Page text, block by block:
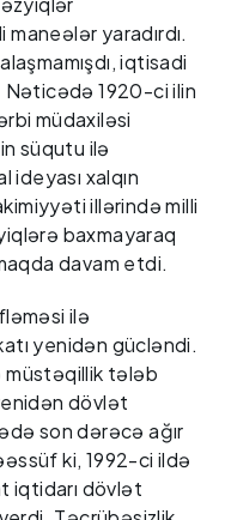
yaradırdı.
iqtisadi
Nəticədə 1920-ci ilin
müdaxiləsi
süqutu ilə
xalqın
illərində milli
baxmayaraq
davam etdi.
ilə
yenidən gücləndi.
müstəqillik tələb
dövlət
son dərəcə ağır
ki, 1992-ci ildə
iqtidarı dövlət